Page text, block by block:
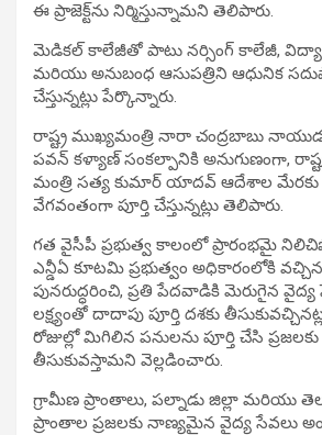
ఈ ప్రాజెక్ట్‌ను నిర్మిస్తున్నామని తెలిపారు.
మెడికల్ కాలేజీతో పాటు నర్సింగ్ కాలేజీ,
మరియు అనుబంధ ఆసుపత్రిని ఆధునిక
చేస్తున్నట్లు పేర్కొన్నారు.
రాష్ట్ర ముఖ్యమంత్రి నారా చంద్రబాబు
పవన్ కళ్యాణ్ సంకల్పానికి అనుగుణంగా,
మంత్రి సత్య కుమార్ యాదవ్ ఆదేశాల మేరకు ఈ
వేగవంతంగా పూర్తి చేస్తున్నట్లు తెలిపారు.
గత వైసీపీ ప్రభుత్వ కాలంలో ప్రారంభమై
ఎన్డీఏ కూటమి ప్రభుత్వం అధికారంలోకి
పునరుద్ధరించి, ప్రతి పేదవాడికి మెరుగైన
లక్ష్యంతో దాదాపు పూర్తి దశకు
రోజుల్లో మిగిలిన పనులను పూర్తి చేసి
తీసుకువస్తామని వెల్లడించారు.
గ్రామీణ ప్రాంతాలు, పల్నాడు జిల్లా మరియు
ప్రాంతాల ప్రజలకు నాణ్యమైన వైద్య సేవలు